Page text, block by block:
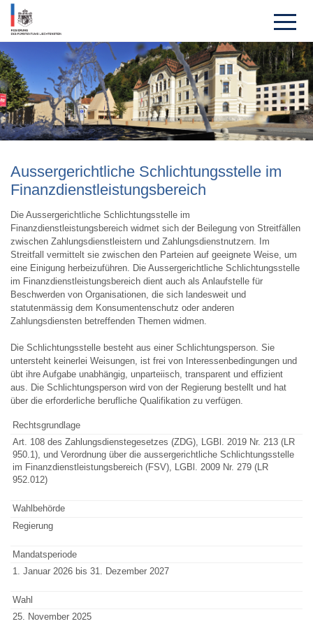
Ausser­gericht­liche Sch­lich­tungs­stelle im
Finanzdienstleis­tungs­bereich
Die Aussergerichtliche Schlichtungsstelle im
Finanzdienstleistungsbereich widmet sich der Beilegung von Streitfällen
zwischen Zahlungsdienstleistern und Zahlungsdienstnutzern. Im
Streitfall vermittelt sie zwischen den Parteien auf geeignete Weise, um
eine Einigung herbeizuführen. Die Aussergerichtliche Schlichtungsstelle
im Finanzdienstleistungsbereich dient auch als Anlaufstelle für
Beschwerden von Organisationen, die sich landesweit und
statutenmässig dem Konsumentenschutz oder anderen
Zahlungsdiensten betreffenden Themen widmen.
Die Schlichtungsstelle besteht aus einer Schlichtungsperson. Sie
untersteht keinerlei Weisungen, ist frei von Interessenbedingungen und
übt ihre Aufgabe unabhängig, unparteiisch, transparent und effizient
aus. Die Schlichtungsperson wird von der Regierung bestellt und hat
über die erforderliche berufliche Qualifikation zu verfügen.
Rechtsgrundlage
Art. 108 des Zahlungsdienstegesetzes (ZDG), LGBl. 2019 Nr. 213 (LR
950.1), und Verordnung über die aussergerichtliche Schlichtungsstelle
im Finanzdienstleistungsbereich (FSV), LGBl. 2009 Nr. 279 (LR
952.012)
Wahlbehörde
Regierung
Mandatsperiode
1. Januar 2026 bis 31. Dezember 2027
Wahl
25. November 2025